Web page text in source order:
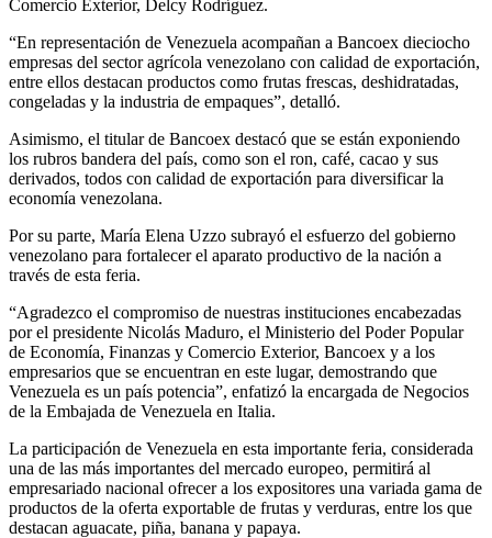
Comercio Exterior, Delcy Rodríguez.
“En representación de Venezuela acompañan a Bancoex dieciocho
empresas del sector agrícola venezolano con calidad de exportación,
entre ellos destacan productos como frutas frescas, deshidratadas,
congeladas y la industria de empaques”, detalló.
Asimismo, el titular de Bancoex destacó que se están exponiendo
los rubros bandera del país, como son el ron, café, cacao y sus
derivados, todos con calidad de exportación para diversificar la
economía venezolana.
Por su parte, María Elena Uzzo subrayó el esfuerzo del gobierno
venezolano para fortalecer el aparato productivo de la nación a
través de esta feria.
“Agradezco el compromiso de nuestras instituciones encabezadas
por el presidente Nicolás Maduro, el Ministerio del Poder Popular
de Economía, Finanzas y Comercio Exterior, Bancoex y a los
empresarios que se encuentran en este lugar, demostrando que
Venezuela es un país potencia”, enfatizó la encargada de Negocios
de la Embajada de Venezuela en Italia.
La participación de Venezuela en esta importante feria, considerada
una de las más importantes del mercado europeo, permitirá al
empresariado nacional ofrecer a los expositores una variada gama de
productos de la oferta exportable de frutas y verduras, entre los que
destacan aguacate, piña, banana y papaya.